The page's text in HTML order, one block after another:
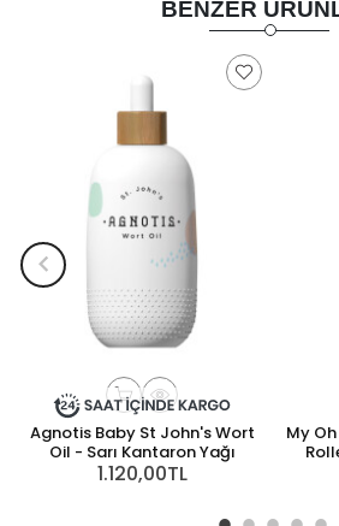
BENZER
Agnotis Baby St John's Wort
Oil - Sarı Kantaron Yağı
1.120,00TL
My